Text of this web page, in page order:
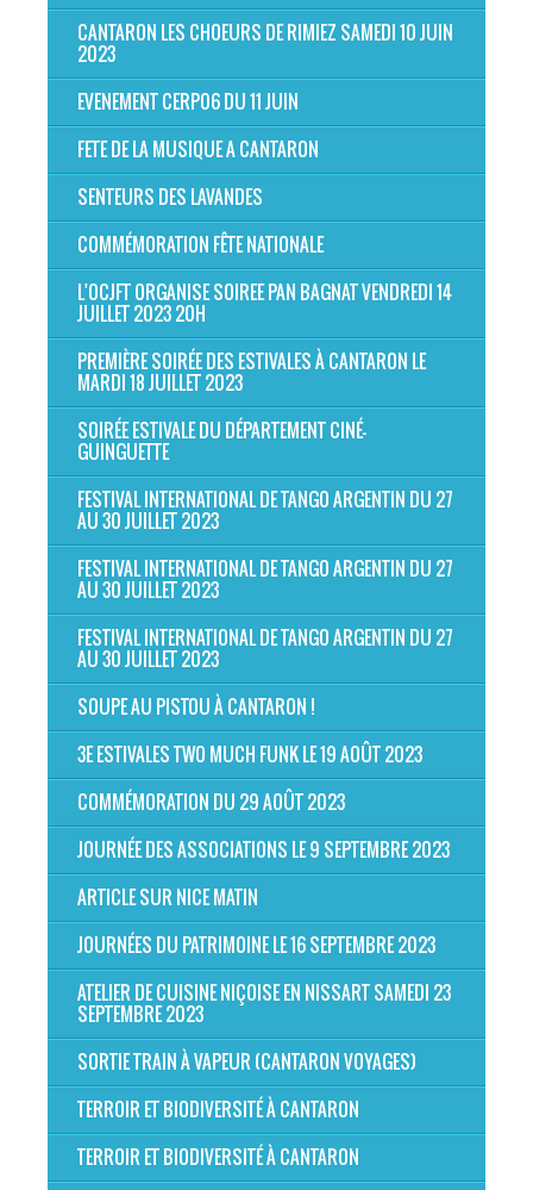
CANTARON LES CHOEURS DE RIMIEZ SAMEDI 10 JUIN
2023
EVENEMENT CERP06 DU 11 JUIN
FETE DE LA MUSIQUE A CANTARON
SENTEURS DES LAVANDES
COMMÉMORATION FÊTE NATIONALE
L'OCJFT ORGANISE SOIREE PAN BAGNAT VENDREDI 14
JUILLET 2023 20H
PREMIÈRE SOIRÉE DES ESTIVALES À CANTARON LE
MARDI 18 JUILLET 2023
SOIRÉE ESTIVALE DU DÉPARTEMENT CINÉ-
GUINGUETTE
FESTIVAL INTERNATIONAL DE TANGO ARGENTIN DU 27
AU 30 JUILLET 2023
FESTIVAL INTERNATIONAL DE TANGO ARGENTIN DU 27
AU 30 JUILLET 2023
FESTIVAL INTERNATIONAL DE TANGO ARGENTIN DU 27
AU 30 JUILLET 2023
SOUPE AU PISTOU À CANTARON !
3E ESTIVALES TWO MUCH FUNK LE 19 AOÛT 2023
COMMÉMORATION DU 29 AOÛT 2023
JOURNÉE DES ASSOCIATIONS LE 9 SEPTEMBRE 2023
ARTICLE SUR NICE MATIN
JOURNÉES DU PATRIMOINE LE 16 SEPTEMBRE 2023
ATELIER DE CUISINE NIÇOISE EN NISSART SAMEDI 23
SEPTEMBRE 2023
SORTIE TRAIN À VAPEUR (CANTARON VOYAGES)
TERROIR ET BIODIVERSITÉ À CANTARON
TERROIR ET BIODIVERSITÉ À CANTARON